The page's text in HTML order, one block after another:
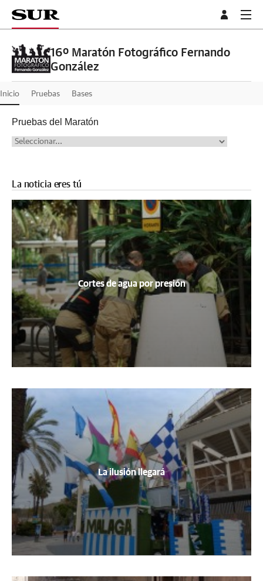
16º Maratón Fotográfico Fernando
González
Inicio Pruebas Bases
Pruebas del Maratón
La noticia eres tú
Cortes de agua por presión
La ilusión llegará